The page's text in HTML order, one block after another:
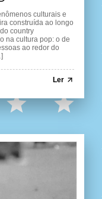
culturais e
construída ao longo
country
na cultura pop: o de
ao redor do
Ler